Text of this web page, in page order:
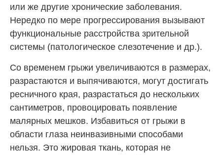
или же другие хронические заболевания.
Нередко по мере прогрессирования вызывают
функциональные расстройства зрительной
системы (патологическое слезотечение и др.).
Со временем грыжи увеличиваются в размерах,
разрастаются и выпячиваются, могут достигать
ресничного края, разрастаться до нескольких
сантиметров, провоцировать появление
малярных мешков. Избавиться от грыжи в
области глаза неинвазивными способами
нельзя. Это жировая ткань, которая не